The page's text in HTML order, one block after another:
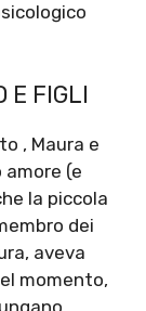
E FIGLI
, Maura e
amore (e
la piccola
dei
aveva
momento,